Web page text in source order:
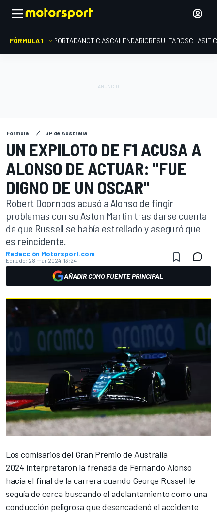
FÓRMULA 1 PORTADANOTICIASCALENDARIORESULTADOS
Fórmula 1 GP de Australia
UN EXPILOTO DE F1 ACUSA A
ALONSO DE ACTUAR: "FUE
DIGNO DE UN OSCAR"
Robert Doornbos acusó a Alonso de fingir
problemas con su Aston Martin tras darse cuenta
de que Russell se había estrellado y aseguró que
es reincidente.
Redacción Motorsport.com
Editado: 28 mar 2024, 13:24
AÑADIR COMO FUENTE PRINCIPAL
Los comisarios del Gran Premio de Australia
2024 interpretaron la frenada de Fernando Alonso
hacia el final de la carrera cuando George Russell le
seguía de cerca buscando el adelantamiento como una
conducción peligrosa que desencadenó el accidente